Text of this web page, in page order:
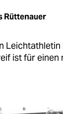
Rüttenauer
ist für einen